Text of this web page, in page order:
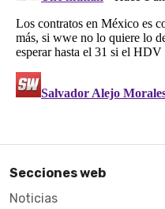
Secciones web
Noticias